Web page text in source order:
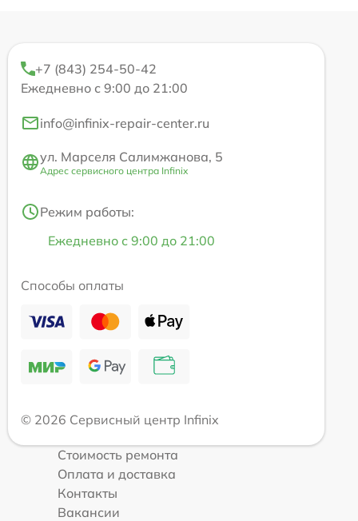
+7 (843) 254-50-42
Ежедневно с 9:00 до 21:00
info@infinix-repair-center.ru
ул. Марселя Салимжанова, 5
Адрес сервисного центра Infinix
Режим работы:
Ежедневно с 9:00 до 21:00
Способы оплаты
© 2026 Сервисный центр Infinix
Стоимость ремонта
Оплата и доставка
Контакты
Вакансии